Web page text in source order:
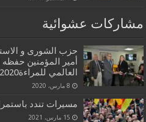
مشاركات عشوائية
حزب الشورى و
أمير المؤمنين حفظه
العالمي للمراءة2020
8 مارس، 2020
مسيرات تندد
15 مارس، 2021